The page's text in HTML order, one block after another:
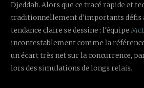
Djeddah. Alors que ce tracé rapide et
traditionnellement d'importants défis
tendance claire se dessine : l'équipe
incontestablement comme la
un écart très net sur la concurrence,
lors des simulations de longs relais.